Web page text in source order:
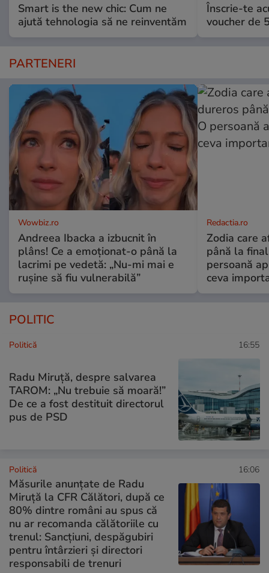
Smart is the new chic: Cum ne
ajută tehnologia să ne reinventăm
Înscrie-te
voucher de
PARTENERI
Wowbiz.ro
Andreea Ibacka a izbucnit în
plâns! Ce a emoționat-o până la
lacrimi pe vedetă: „Nu-mi mai e
rușine să fiu vulnerabilă”
Redactia.ro
Zodia care
până la
persoană
ceva
POLITIC
Politică 16:55
Radu Miruță, despre salvarea
TAROM: „Nu trebuie să moară!”
De ce a fost destituit directorul
pus de PSD
Politică 16:06
Măsurile anunțate de Radu
Miruță la CFR Călători, după ce
80% dintre români au spus că
nu ar recomanda călătoriile cu
trenul: Sancțiuni, despăgubiri
pentru întârzieri și directori
responsabili de trenuri